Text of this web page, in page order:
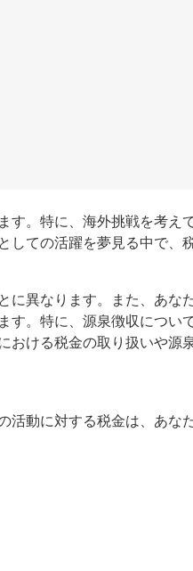
す。特に、海外挑戦を考え
しての活躍を夢見る中で、
に異なります。また、あな
す。特に、源泉徴収につい
おける税金の取り扱いや源
活動に対する税金は、あな